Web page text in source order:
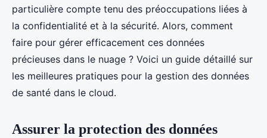
particulière compte tenu des préoccupations liées à
la confidentialité et à la sécurité. Alors, comment
faire pour gérer efficacement ces données
précieuses dans le nuage ? Voici un guide détaillé sur
les meilleures pratiques pour la gestion des données
de santé dans le cloud.
Assurer la protection des données